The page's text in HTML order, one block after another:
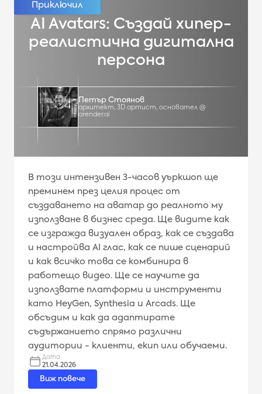
AI Avatars: Създай хипер-
реалистична дигитална
персона
Петър Стоянов
архитект, 3D артист, основател @
orender.ai
В този интензивен 3-часов уъркшоп ще
преминем през целия процес от
създаването на аватар до реалното му
използване в бизнес среда. Ще видите как
се изгражда визуален образ, как се създава
и настройва AI глас, как се пише сценарий
и как всичко това се комбинира в
работещо видео. Ще се научите да
използвате платформи и инструменти
като HeyGen, Synthesia и Arcads. Ще
обсъдим и как да адаптирате
съдържанието спрямо различни
аудитории - клиенти, екип или обучаеми.
Дата
21.04.2026
Виж повече